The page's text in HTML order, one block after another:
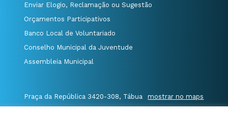
Enviar Elogio, Reclamação ou Sugestão
Orçamentos Participativos
Banco Local de Voluntariado
Conselho Municipal da Juventude
Assembleia Municipal
Praça da República 3420-308, Tábua mostrar no maps